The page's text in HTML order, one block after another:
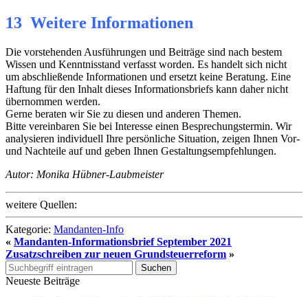
13 Weitere Informationen
Die vorstehenden Ausführungen und Beiträge sind nach bestem
Wissen und Kenntnisstand verfasst worden. Es handelt sich nicht
um abschließende Informationen und ersetzt keine Beratung. Eine
Haftung für den Inhalt dieses Informationsbriefs kann daher nicht
übernommen werden.
Gerne beraten wir Sie zu diesen und anderen Themen.
Bitte vereinbaren Sie bei Interesse einen Besprechungstermin. Wir
analysieren individuell Ihre persönliche Situation, zeigen Ihnen Vor-
und Nachteile auf und geben Ihnen Gestaltungsempfehlungen.
Autor: Monika Hübner-Laubmeister
weitere Quellen:
Kategorie: Mandanten-Info
« Mandanten-Informationsbrief September 2021
Zusatzschreiben zur neuen Grundsteuerreform »
Neueste Beiträge